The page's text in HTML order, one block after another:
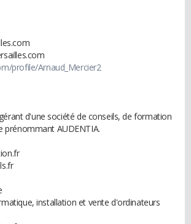
profile/Arnaud_Mercier2
d'une société de conseils, de formation
prénommant AUDENTIA.
installation et vente d'ordinateurs